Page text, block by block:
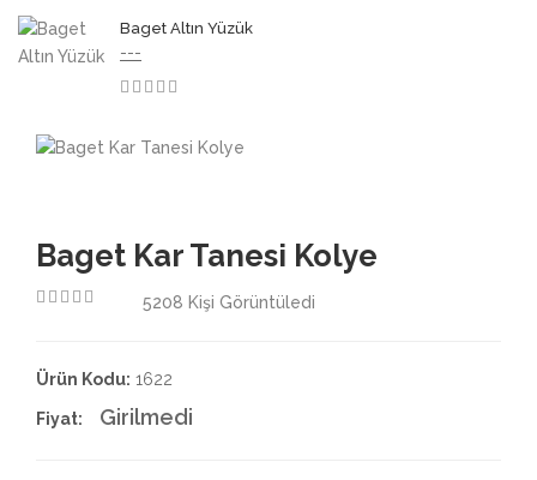
Baget Altın Yüzük
---
Baget Kar Tanesi Kolye
5208 Kişi Görüntüledi
Ürün Kodu: 1622
Fiyat: Girilmedi